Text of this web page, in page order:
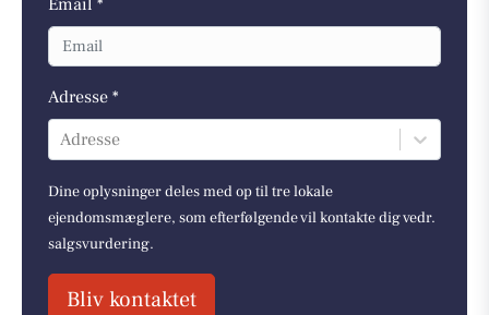
Email *
Adresse *
Adresse
Dine oplysninger deles med op til tre lokale
ejendomsmæglere, som efterfølgende vil kontakte dig vedr.
salgsvurdering.
Bliv kontaktet